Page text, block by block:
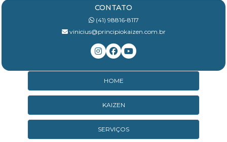
CONTATO
(41) 98816-8117
vinicius@principiokaizen.com.br
HOME
KAIZEN
SERVIÇOS